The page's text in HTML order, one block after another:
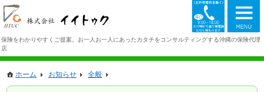
保険をわかりやすくご提案。お一人お一人にあったカタチをコンサルティングする沖縄の保険代理
店
098-942-
ホーム お知らせ 全般